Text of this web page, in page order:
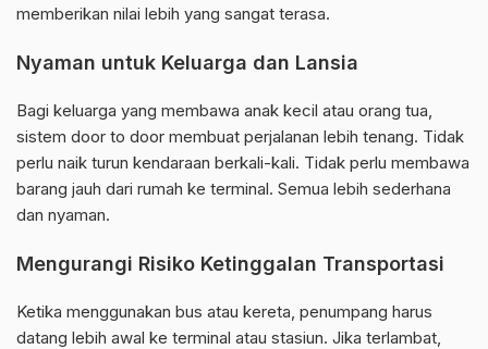
memberikan nilai lebih yang sangat terasa.
Nyaman untuk Keluarga dan Lansia
Bagi keluarga yang membawa anak kecil atau orang tua,
sistem door to door membuat perjalanan lebih tenang. Tidak
perlu naik turun kendaraan berkali-kali. Tidak perlu membawa
barang jauh dari rumah ke terminal. Semua lebih sederhana
dan nyaman.
Mengurangi Risiko Ketinggalan Transportasi
Ketika menggunakan bus atau kereta, penumpang harus
datang lebih awal ke terminal atau stasiun. Jika terlambat,